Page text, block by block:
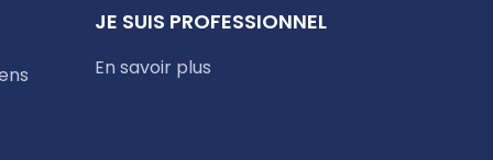
JE SUIS PROFESSIONNEL
En savoir plus